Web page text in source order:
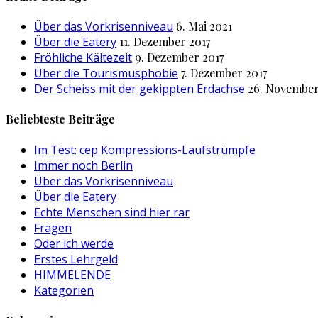
Über das Vorkrisenniveau 6. Mai 2021
Über die Eatery 11. Dezember 2017
Fröhliche Kältezeit 9. Dezember 2017
Über die Tourismusphobie 7. Dezember 2017
Der Scheiss mit der gekippten Erdachse 26.
Beliebteste Beiträge
Im Test: cep Kompressions-Laufstrümpfe
Immer noch Berlin
Über das Vorkrisenniveau
Über die Eatery
Echte Menschen sind hier rar
Fragen
Oder ich werde
Erstes Lehrgeld
HIMMELENDE
Kategorien